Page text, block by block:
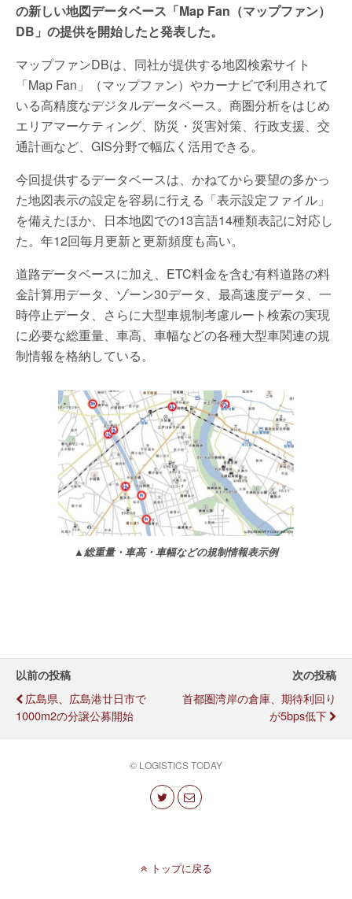
の新しい地図データベース「Map Fan（マップファン）
DB」の提供を開始したと発表した。
マップファンDBは、同社が提供する地図検索サイト
「Map Fan」（マップファン）やカーナビで利用されて
いる高精度なデジタルデータベース。商圏分析をはじめ
エリアマーケティング、防災・災害対策、行政支援、交
通計画など、GIS分野で幅広く活用できる。
今回提供するデータベースは、かねてから要望の多かっ
た地図表示の設定を容易に行える「表示設定ファイル」
を備えたほか、日本地図での13言語14種類表記に対応し
た。年12回毎月更新と更新頻度も高い。
道路データベースに加え、ETC料金を含む有料道路の料
金計算用データ、ゾーン30データ、最高速度データ、一
時停止データ、さらに大型車規制考慮ルート検索の実現
に必要な総重量、車高、車幅などの各種大型車関連の規
制情報を格納している。
▲総重量・車高・車幅などの規制情報表示例
以前の投稿
広島県、広島港廿日市で
1000m2の分譲公募開始
次の投稿
首都圏湾岸の倉庫、期待利回り
が5bps低下
© LOGISTICS TODAY
トップに戻る